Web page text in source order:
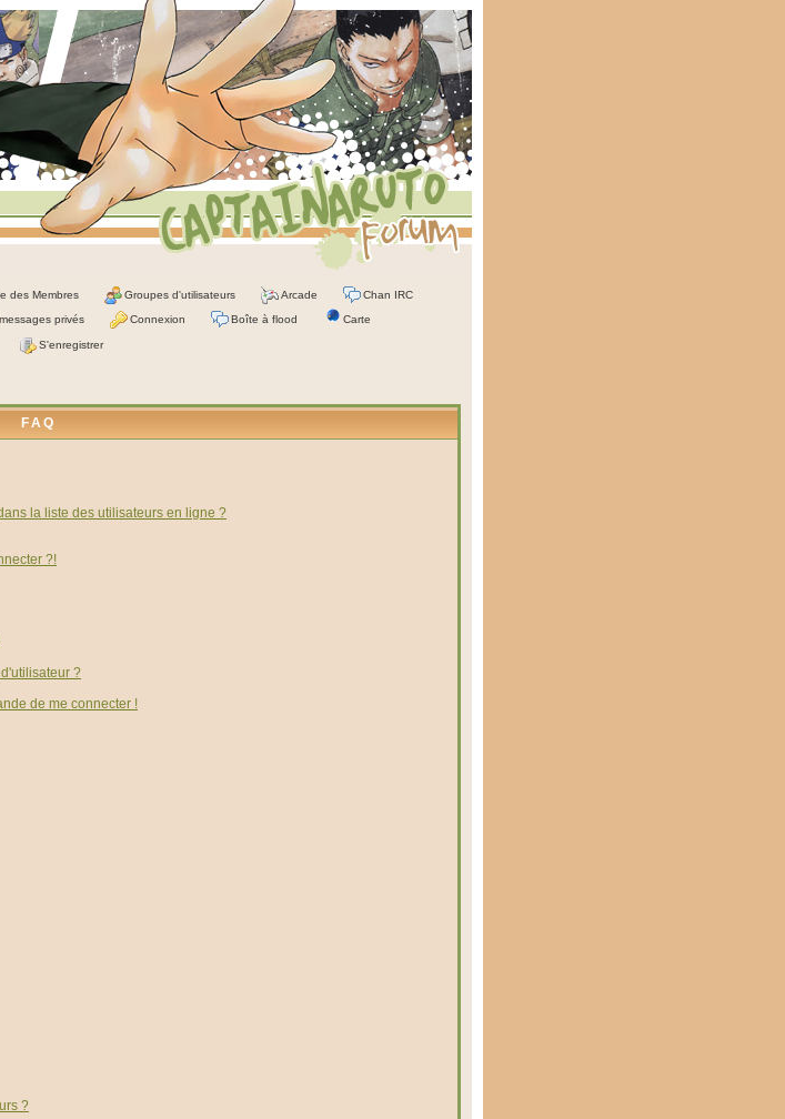
des Membres Groupes d'utilisateurs Arcade Chan IRC
privés Connexion Boîte à flood Carte
S'enregistrer
FAQ
la liste des utilisateurs en ligne ?
?!
?
de me connecter !
?